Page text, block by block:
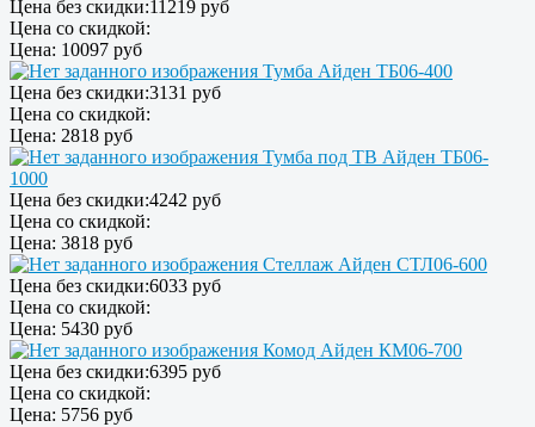
Цена без скидки:11219 руб
Цена со скидкой:
Цена: 10097 руб
Тумба Айден ТБ06-400
Цена без скидки:3131 руб
Цена со скидкой:
Цена: 2818 руб
Тумба под ТВ Айден ТБ06-
1000
Цена без скидки:4242 руб
Цена со скидкой:
Цена: 3818 руб
Стеллаж Айден СТЛ06-600
Цена без скидки:6033 руб
Цена со скидкой:
Цена: 5430 руб
Комод Айден КМ06-700
Цена без скидки:6395 руб
Цена со скидкой:
Цена: 5756 руб